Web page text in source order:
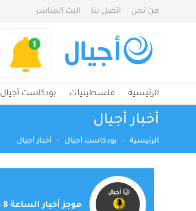
من نحن اتصل بنا البث المباشر
الرئيسية فلسطينيات بودكاست أجيال
أخبار أجيال
الرئيسية - بودكاست أجيال - أخبار أجيال
موجز أخبار الساعة 8 صباحاً - 25-05-2023